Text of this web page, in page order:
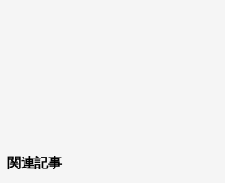
関連記事